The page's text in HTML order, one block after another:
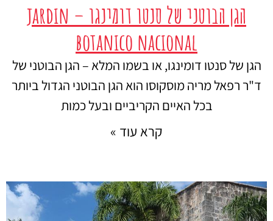
הגן הבוטני של סנטו דומינגו – jardin
botanico nacional
הגן של סנטו דומינגו, או בשמו המלא – הגן הבוטני של
ד"ר רפאל מריה מוסקוסו הוא הגן הבוטני הגדול ביותר
בכל האיים הקריביים ובעל כמות
קרא עוד »